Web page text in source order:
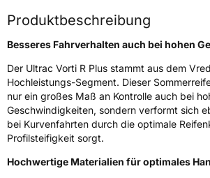
Modellname
Ultrac Vorti R Plus
Weitere Eigenschaften
SchlauchtypTL
ZustandNeureifen
XL
Produktbeschreibung
Besseres Fahrverhalten auch bei hohen
Der Ultrac Vorti R Plus stammt aus dem
Hochleistungs-Segment. Dieser
nur ein großes Maß an Kontrolle auch bei
Geschwindigkeiten, sondern verformt sich
bei Kurvenfahrten durch die optimale
Profilsteifigkeit sorgt.
Hochwertige Materialien für optimales